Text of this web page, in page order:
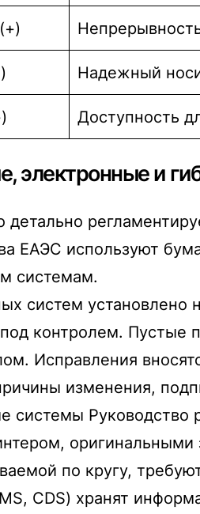
Надежный
Доступность
электронные и
детально
ЕАЭС используют
системам.
систем установлено
контролем. Пустые
Исправления
изменения,
системы Руководство
оригинальными
по кругу,
CDS) хранят